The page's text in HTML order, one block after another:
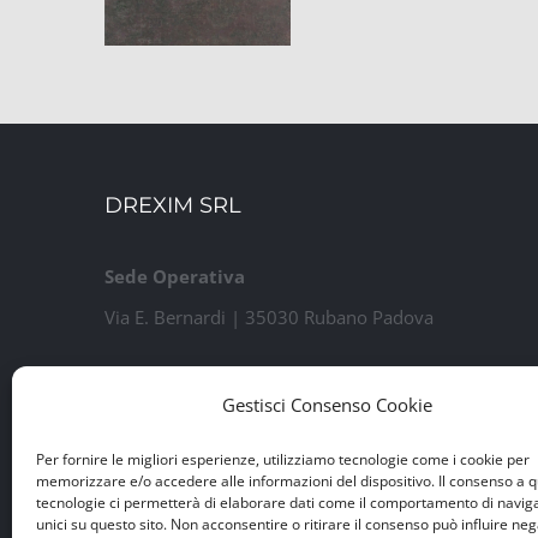
Gestisci Consenso Cookie
Per fornire le migliori esperienze, utilizziamo tecnologie come i cookie per
memorizzare e/o accedere alle informazioni del dispositivo. Il consenso a
tecnologie ci permetterà di elaborare dati come il comportamento di
unici su questo sito. Non acconsentire o ritirare il consenso può influire
DREXIM SRL
Sede Operativa
Via E. Bernardi | 35030 Rubano Padova
Via Guido Rossa, 7 | 35020 Ponte San Nicolò PD
P.IVA e Iscr. Reg. Imprese n. 04460100284
Capitale Sociale € 15.000 i.v.